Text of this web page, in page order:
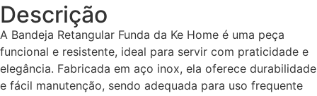
Descrição
A Bandeja Retangular Funda da Ke Home é uma peça
funcional e resistente, ideal para servir com praticidade e
elegância. Fabricada em aço inox, ela oferece durabilidade
e fácil manutenção, sendo adequada para uso frequente